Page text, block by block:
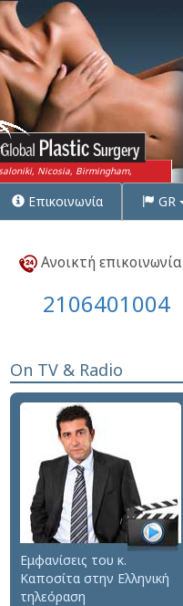
Nicosia, Birmingham,
Επικοινωνία GR
Ανοικτή επικοινωνία
2106401004
On TV & Radio
Εμφανίσεις του κ.
Καποσίτα στην Ελληνική
τηλεόραση